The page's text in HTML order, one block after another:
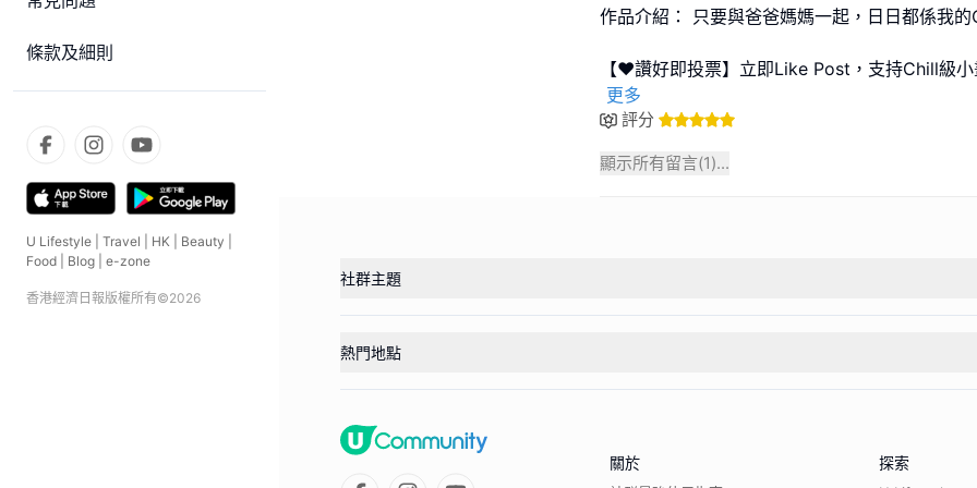
條款及細則
U Lifestyle Travel HK Beauty
Food
Blog e-zone
香港經濟日報版權所有©2026
作品介紹： 只要與爸爸媽媽一起，日日都係我
【❤️讚好即投票】立即Like Post，支持Chill級
更多
評分
顯示所有留言(1)...
社群主題
熱門地點
關於 探索